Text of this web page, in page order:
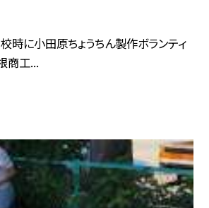
校時に小田原ちょうちん製作ボランティ
商工...